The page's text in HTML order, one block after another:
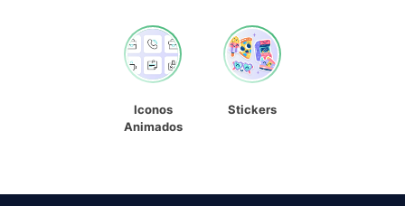
Iconos
Animados
Stickers